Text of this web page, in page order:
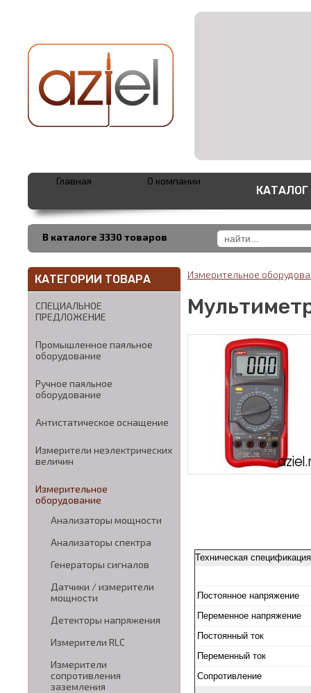
В каталоге 3330 товаров
Главная О компании
КАТАЛОГ
КАТЕГОРИИ ТОВАРА
СПЕЦИАЛЬНОЕ
ПРЕДЛОЖЕНИЕ
Промышленное паяльное
оборудование
Ручное паяльное
оборудование
Антистатическое оснащение
Измерители неэлектрических
величин
Измерительное
оборудование
Анализаторы мощности
Анализаторы спектра
Генераторы сигналов
Датчики / измерители
мощности
Детекторы напряжения
Измерители RLC
Измерители
сопротивления
заземления
Измерительное
Техническая спецификация
Постоянное напряжение
Переменное напряжение
Постоянный ток
Переменный ток
Сопротивление